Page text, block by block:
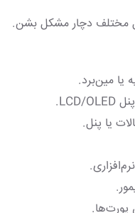
مختلف دچار مشکل بشن.
یا مین‌برد.
یا پنل.
پورت‌ها.